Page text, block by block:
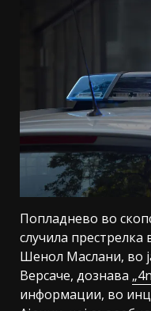
Попладнево во
случила
Шенол Маслани, во
Версаче, дознава
информации, во